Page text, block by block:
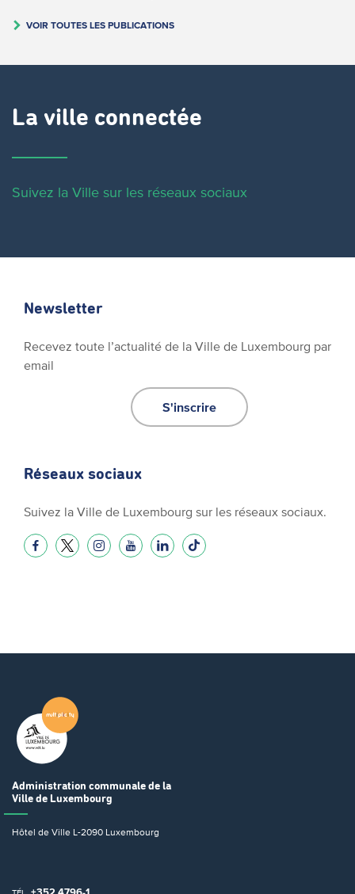
VOIR TOUTES LES PUBLICATIONS
La ville connectée
Suivez la Ville sur les réseaux sociaux
Newsletter
Recevez toute l’actualité de la Ville de Luxembourg par
email
S'inscrire
Réseaux sociaux
Suivez la Ville de Luxembourg sur les réseaux sociaux.
Administration communale de la
Ville de Luxembourg
Hôtel de Ville L-2090 Luxembourg